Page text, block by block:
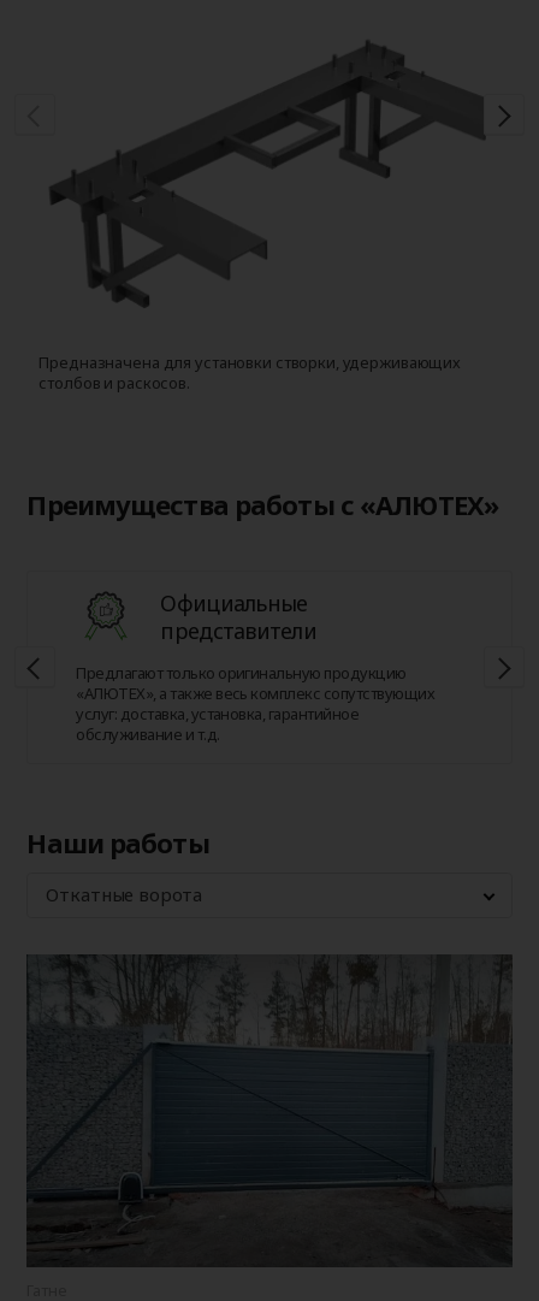
Предназначена для установки створки, удерживающих
столбов и раскосов.
Преимущества работы с «АЛЮТЕХ»
Официальные
представители
Предлагают только оригинальную продукцию
«АЛЮТЕХ», а также весь комплекс сопутствующих
услуг: доставка, установка, гарантийное
обслуживание и т.д.
Наши работы
Откатные ворота